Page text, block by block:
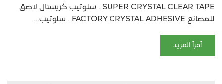
SUPER CRYSTAL CLEAR TAPE . سلوتيب كريستال لاصق
للمصانع FACTORY CRYSTAL ADHESIVE . سلوتيب...
أقرأ المزيد